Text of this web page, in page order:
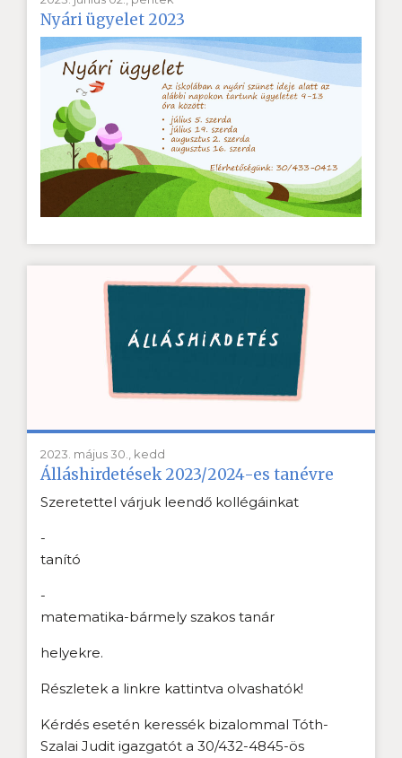
Nyári ügyelet 2023
2023. május 30., kedd
Álláshirdetések 2023/2024-es tanévre
Szeretettel várjuk leendő kollégáinkat
-
tanító
-
matematika-bármely szakos tanár
helyekre.
Részletek a linkre kattintva olvashatók!
Kérdés esetén keressék bizalommal Tóth-
Szalai Judit igazgatót a 30/432-4845-ös